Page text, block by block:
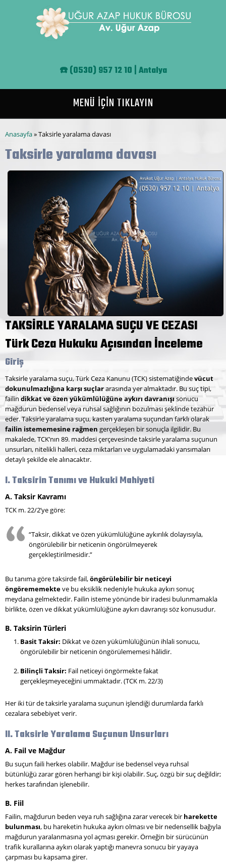
☎️(0530) 957 12 10 | Antalya
MENÜ İÇİN TIKLAYIN
Buradasınız
Anasayfa» Taksirle yaralama davası
Taksirle yaralama davası
TAKSİRLE YARALAMA SUÇU VE CEZASI
Türk Ceza Hukuku Açısından İnceleme
Giriş
Taksirle yaralama suçu, Türk Ceza Kanunu (TCK) sistematiğindevücut
dokunulmazlığına karşı suçlararasında yer almaktadır. Bu suç tipi,
failin dikkat ve özen yükümlülüğüne aykırı davranışısonucu
mağdurun bedensel veya ruhsal sağlığının bozulması şeklinde tezahür
eder. Taksirle yaralama suçu, kasten yaralama suçundan farklı olarak
failin istememesine rağmen gerçekleşen bir sonuçla ilgilidir. Bu
makalede, TCK’nın 89. maddesi çerçevesinde taksirle yaralama suçunun
unsurları, nitelikli halleri, ceza miktarları ve uygulamadaki yansımaları
detaylı şekilde ele alınacaktır.
I. Taksirin Tanımı ve Hukuki Mahiyeti
A. Taksir Kavramı
TCK m. 22/2’ye göre:
“Taksir, dikkat ve özen yükümlülüğüne aykırılık dolayısıyla,
öngörülebilir bir neticenin öngörülmeyerek
gerçekleştirilmesidir.”
Bu tanıma göre taksirde fail,öngörülebilir bir neticeyi
öngörememekteve bu eksiklik nedeniyle hukuka aykırı sonuç
meydana gelmektedir. Failin isteme yönünde bir iradesi bulunmamakla
birlikte, özen ve dikkat yükümlülüğüne aykırı davranışı söz konusudur.
B. Taksirin Türleri
Basit Taksir: Dikkat ve özen yükümlülüğünün ihlali sonucu,
öngörülebilir bir neticenin öngörülememesi hâlidir.
Bilinçli Taksir: Fail neticeyi öngörmekte fakat
gerçekleşmeyeceğini ummaktadır. (TCK m. 22/3)
Her iki tür de taksirle yaralama suçunun işlendiği durumlarda farklı
cezalara sebebiyet verir.
II. Taksirle Yaralama Suçunun Unsurları
A. Fail ve Mağdur
Bu suçun faili herkes olabilir. Mağdur ise bedensel veya ruhsal
bütünlüğü zarar gören herhangi bir kişi olabilir. Suç, özgü bir suç değildir;
herkes tarafından işlenebilir.
B. Fiil
Failin, mağdurun beden veya ruh sağlığına zarar verecek bir harekette
bulunması, bu hareketin hukuka aykırı olması ve bir nedensellik bağıyla
mağdurun yaralanmasına yol açması gerekir. Örneğin bir sürücünün
trafik kurallarına aykırı olarak yaptığı manevra sonucu bir yayaya
çarpması bu kapsama girer.